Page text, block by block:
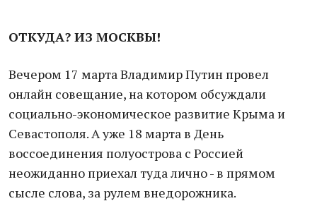
ОТКУДА? ИЗ МОСКВЫ!
Вечером 17 марта Владимир Путин провел
онлайн совещание, на котором обсуждали
социально-экономическое развитие Крыма и
Севастополя. А уже 18 марта в День
воссоединения полуострова с Россией
неожиданно приехал туда лично - в прямом
сысле слова, за рулем внедорожника.